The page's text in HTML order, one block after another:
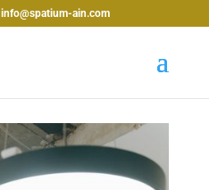
info@spatium-ain.com